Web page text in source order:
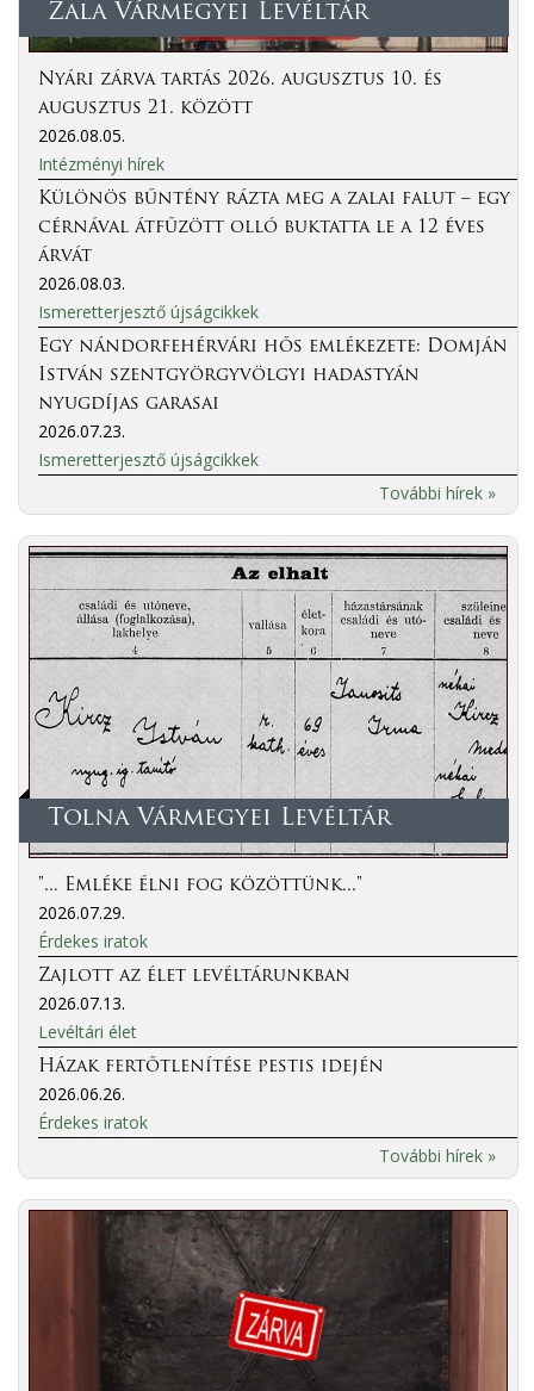
Zala Vármegyei Levéltár
Nyári zárva tartás 2026. augusztus 10. és
augusztus 21. között
2026.08.05.
Intézményi hírek
Különös bűntény rázta meg a zalai falut – egy
cérnával átfűzött olló buktatta le a 12 éves
árvát
2026.08.03.
Ismeretterjesztő újságcikkek
Egy nándorfehérvári hős emlékezete: Domján
István szentgyörgyvölgyi hadastyán
nyugdíjas garasai
2026.07.23.
Ismeretterjesztő újságcikkek
További hírek »
Tolna Vármegyei Levéltár
"... Emléke élni fog közöttünk..."
2026.07.29.
Érdekes iratok
Zajlott az élet levéltárunkban
2026.07.13.
Levéltári élet
Házak fertőtlenítése pestis idején
2026.06.26.
Érdekes iratok
További hírek »